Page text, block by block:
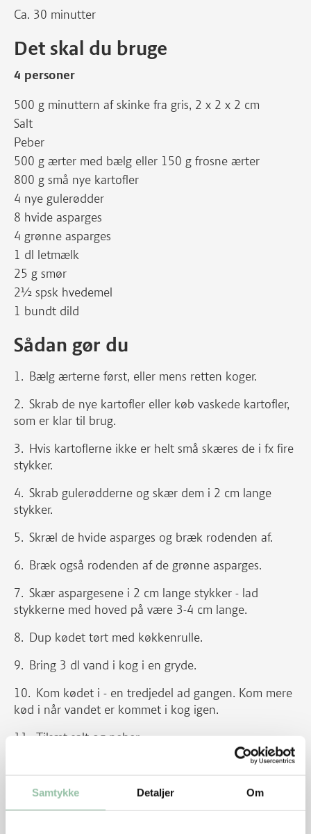
Samtykke Detaljer Om
Ca. 30 minutter
Det skal du bruge
4 personer
500 g minuttern af skinke fra gris, 2 x 2 x 2 cm
Salt
Peber
500 g ærter med bælg eller 150 g frosne ærter
800 g små nye kartofler
4 nye gulerødder
8 hvide asparges
4 grønne asparges
1 dl letmælk
25 g smør
2½ spsk hvedemel
1 bundt dild
Sådan gør du
Bælg ærterne først, eller mens retten koger.
Skrab de nye kartofler eller køb vaskede kartofler,
som er klar til brug.
Hvis kartoflerne ikke er helt små skæres de i fx fire
stykker.
Skrab gulerødderne og skær dem i 2 cm lange
stykker.
Skræl de hvide asparges og bræk rodenden af.
Bræk også rodenden af de grønne asparges.
Skær aspargesene i 2 cm lange stykker - lad
stykkerne med hoved på være 3-4 cm lange.
Dup kødet tørt med køkkenrulle.
Bring 3 dl vand i kog i en gryde.
Kom kødet i - en tredjedel ad gangen. Kom mere
kød i når vandet er kommet i kog igen.
Tilsæt salt og peber.
Tilsæt kartoflerne. Kog ved svag varme i 5
Tilsæt gulerødder og kog i 5 minutter.